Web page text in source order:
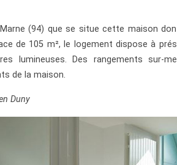
Marne (94) que se situe cette maison
de 105 m², le logement dispose à
lumineuses. Des rangements sur-
de la maison.
Duny